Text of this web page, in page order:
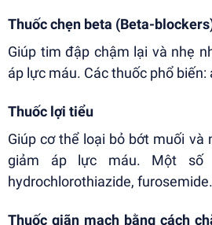
Thuốc chẹn beta (Beta-
Giúp tim đập chậm lại và nhẹ
áp lực máu. Các thuốc phổ
Thuốc lợi tiểu
Giúp cơ thể loại bỏ bớt muối và
giảm áp lực máu. Một số
hydrochlorothiazide,
Thuốc giãn mạch bằng cách